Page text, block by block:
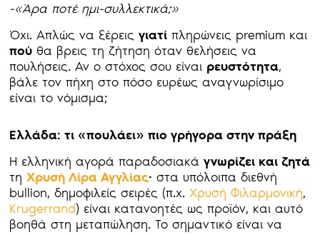
-«Άρα ποτέ ημι-συλλεκτικά;»
Όχι. Απλώς να ξέρειςγιατί πληρώνεις premium και
πού θα βρεις τη ζήτηση όταν θελήσεις να
πουλήσεις. Αν ο στόχος σου είναι ρευστότητα,
βάλε τον πήχη στο πόσο ευρέως αναγνωρίσιμο
είναι το νόμισμα;
Ελλάδα: τι «πουλάει» πιο γρήγορα στην πράξη
Η ελληνική αγορά παραδοσιακάγνωρίζει και ζητά
τηΧρυσή Λίρα Αγγλίας· στα υπόλοιπα διεθνή
bullion, δημοφιλείς σειρές (π.χ.Χρυσή Φιλαρμονική,
Krugerrand) είναι κατανοητές ως προϊόν, και αυτό
βοηθά στη μεταπώληση. Το σημαντικό είναι να